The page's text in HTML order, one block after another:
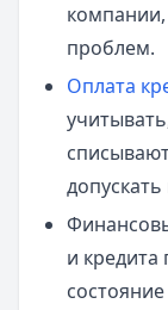
проблем.
Оплата
и